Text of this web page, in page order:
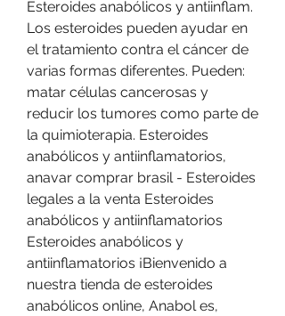
Esteroides anabólicos y antiinflam.
Los esteroides pueden ayudar en
el tratamiento contra el cáncer de
varias formas diferentes. Pueden:
matar células cancerosas y
reducir los tumores como parte de
la quimioterapia. Esteroides
anabólicos y antiinflamatorios,
anavar comprar brasil - Esteroides
legales a la venta Esteroides
anabólicos y antiinflamatorios
Esteroides anabólicos y
antiinflamatorios ¡Bienvenido a
nuestra tienda de esteroides
anabólicos online, Anabol es,